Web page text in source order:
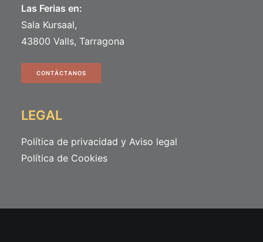
Las Ferias en:
Sala Kursaal,
43800 Valls, Tarragona
CONTÁCTANOS
LEGAL
Política de privacidad y Aviso legal
Política de Cookies